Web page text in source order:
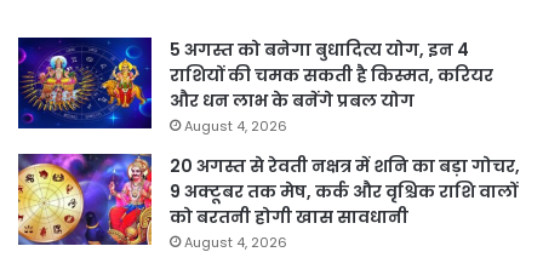
5 अगस्त को बनेगा बुधादित्य योग, इन 4
राशियों की चमक सकती है किस्मत, करियर
और धन लाभ के बनेंगे प्रबल योग
August 4, 2026
20 अगस्त से रेवती नक्षत्र में शनि का बड़ा गोचर,
9 अक्टूबर तक मेष, कर्क और वृश्चिक राशि वालों
को बरतनी होगी खास सावधानी
August 4, 2026